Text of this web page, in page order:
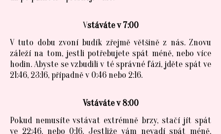
Vstáváte v 7:00
V tuto dobu zvoní budík zřejmě většině z nás. Znovu
záleží na tom, jestli potřebujete spát méně, nebo více
hodin. Abyste se vzbudili v té správné fázi, jděte spát ve
21:46, 23:16, případně v 0:46 nebo 2:16.
Vstáváte v 8:00
Pokud nemusíte vstávat extrémně brzy, stačí jít spát
ve 22:46, nebo 0:16. Jestliže vám nevadí spát méně,